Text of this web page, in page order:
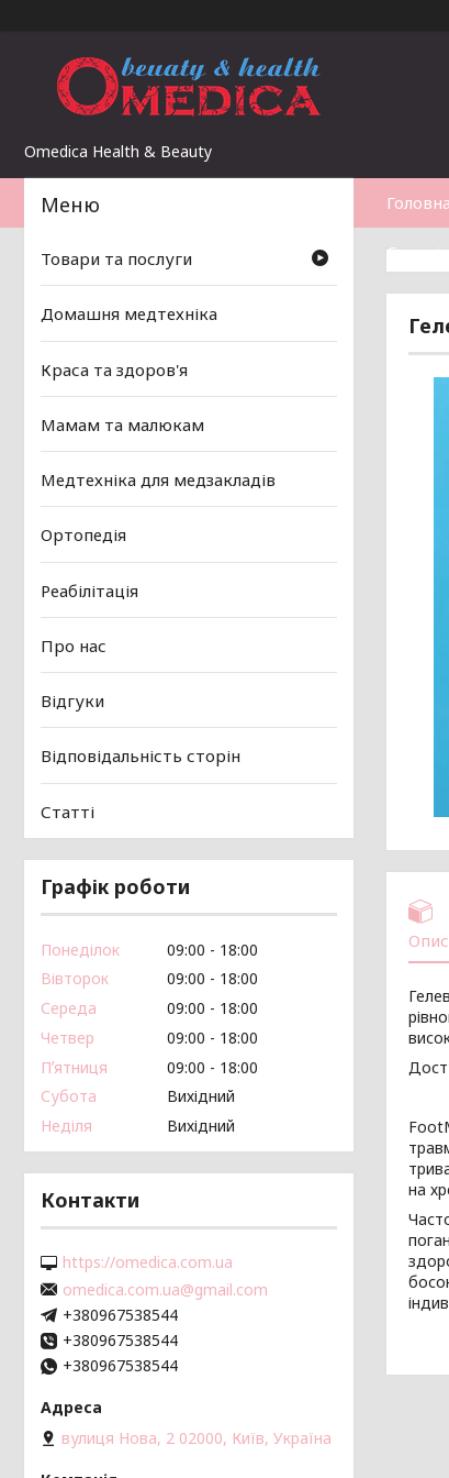
Omedica Health & Beauty
Головна
Статті
Опис
на
Товари та послуги
Домашня медтехніка
Краса та здоров'я
Мамам та малюкам
Медтехніка для медзакладів
Ортопедія
Реабілітація
Про нас
Відгуки
Відповідальність сторін
Статті
Графік роботи
Понеділок 09:00
18:00
Вівторок
09:00
18:00
Середа
09:00
18:00
Четвер
09:00
18:00
Пʼятниця
09:00
18:00
Субота
Вихідний
Неділя
Вихідний
Контакти
https://omedica.com.ua
omedica.com.ua@gmail.com
+380967538544
+380967538544
+380967538544
вулиця Нова, 2 02000, Київ, Україна